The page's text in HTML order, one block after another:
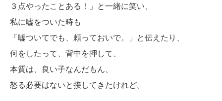
３点やったことある！」と一緒に笑い、
私に嘘をついた時も
「嘘ついてでも、頼っておいで。」と伝えたり、
何をしたって、背中を押して、
本質は、良い子なんだもん、
怒る必要はないと接してきたけれど。